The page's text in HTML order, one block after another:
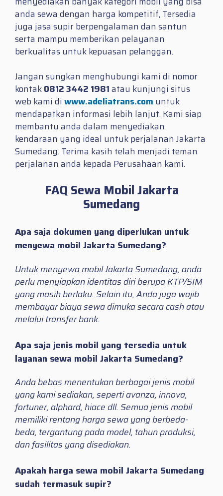
anda sewa dengan harga kompetitif, Tersedia
juga jasa supir berpengalaman dan santun
serta mampu memberikan pelayanan
berkualitas untuk kepuasan pelanggan.
Jangan sungkan menghubungi kami di nomor
kontak0812 3442 1981atau kunjungi situs
web kami di www.adeliatrans.com untuk
mendapatkan informasi lebih lanjut. Kami siap
membantu anda dalam menyediakan
kendaraan yang ideal untuk perjalanan Jakarta
Sumedang. Terima kasih telah menjadi teman
perjalanan anda kepada Perusahaan kami.
FAQ Sewa Mobil Jakarta
Sumedang
Apa saja dokumen yang diperlukan untuk
menyewa mobil Jakarta Sumedang?
Untuk menyewa mobil Jakarta Sumedang, anda
perlu menyiapkan identitas diri berupa KTP/SIM
yang masih berlaku. Selain itu, Anda juga wajib
membayar biaya sewa dimuka secara cash atau
melalui transfer bank.
Apa saja jenis mobil yang tersedia untuk
layanan sewa mobil Jakarta Sumedang?
Anda bebas menentukan berbagai jenis mobil
yang kami sediakan, seperti avanza, innova,
fortuner, alphard, hiace dll. Semua jenis mobil
memiliki rentang harga sewa yang berbeda-
beda, tergantung pada model, tahun produksi,
dan fasilitas yang disediakan.
Apakah harga sewa mobil Jakarta Sumedang
sudah termasuk supir?